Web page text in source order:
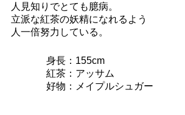
人見知りでとても臆病。
立派な紅茶の妖精になれるよう
人一倍努力している。
身長：155cm
紅茶：アッサム
好物：メイプルシュガー